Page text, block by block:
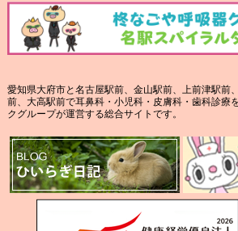
愛知県大府市と名古屋駅前、金山駅前、上前津駅前
前、大高駅前で耳鼻科・小児科・皮膚科・歯科診療
クグループが運営する総合サイトです。